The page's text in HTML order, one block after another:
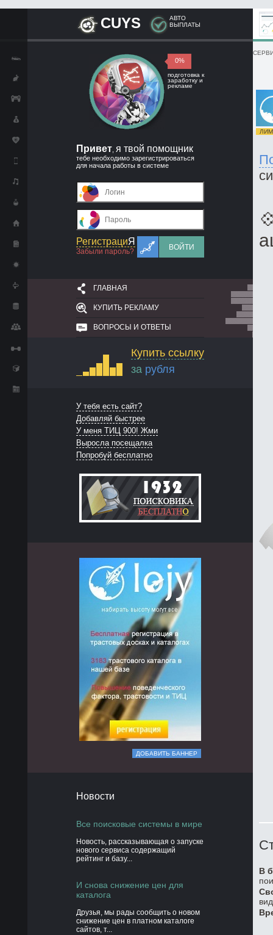
CUYS
АВТО
ВЫПЛАТЫ
0%
подготовка к
заработку и
рекламе
Привет я твой помощник
тебе необходимо зарегистрироваться
для начала работы в системе
РегистрациЯ
Забыли пароль?
ВОЙТИ
ГЛАВНАЯ
КУПИТЬ РЕКЛАМУ
ВОПРОСЫ И ОТВЕТЫ
Купить ссылку
за рубля
У тебя есть сайт?
Добавляй быстрее
У меня ТИЦ 900! Жми
Выросла посещалка
Попробуй бесплатно
ДОБАВИТЬ БАННЕР
Новости
Все поисковые системы в мире
Новость, рассказывающая о запуске
нового сервиса содержащий
рейтинг и базу...
И снова снижение цен для
каталога
Друзья, мы рады сообщить о новом
снижение цен в платном каталоге
сайтов, т...
В